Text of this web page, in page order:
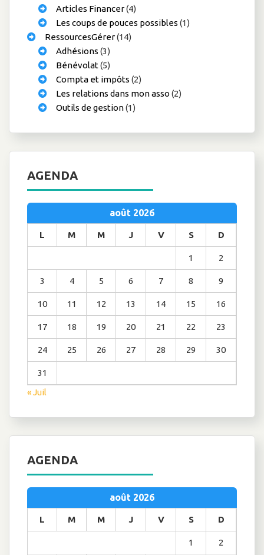
Articles Financer(4)
Les coups de pouces possibles (1)
RessourcesGérer(14)
Adhésions (3)
Bénévolat(5)
Compta et impôts (2)
Les relations dans mon asso (2)
Outils de gestion(1)
AGENDA
août 2026
L M M J V S D
1 2
3 4 5 6 7 8 9
10 11 12 13 14 15 16
17 18 19 20 21 22 23
24 25 26 27 28 29 30
31
« Juil
AGENDA
août 2026
L M M J V S D
1 2